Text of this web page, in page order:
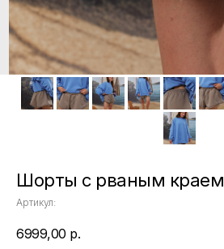
Шорты с рваным краем
Артикул:
6999,00 р.